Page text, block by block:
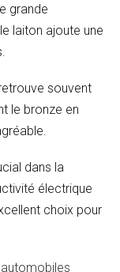
grande
laiton ajoute une
souvent
le bronze en
dans la
électrique
choix pour